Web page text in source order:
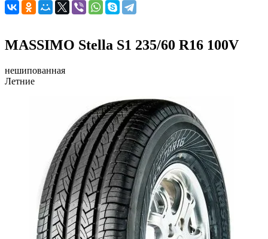
MASSIMO Stella S1 235/60 R16 100V
нешипованная
Летние